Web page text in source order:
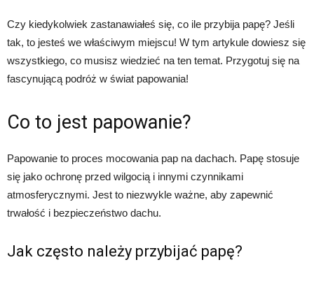
Czy kiedykolwiek zastanawiałeś się, co ile przybija papę? Jeśli
tak, to jesteś we właściwym miejscu! W tym artykule dowiesz się
wszystkiego, co musisz wiedzieć na ten temat. Przygotuj się na
fascynującą podróż w świat papowania!
Co to jest papowanie?
Papowanie to proces mocowania pap na dachach. Papę stosuje
się jako ochronę przed wilgocią i innymi czynnikami
atmosferycznymi. Jest to niezwykle ważne, aby zapewnić
trwałość i bezpieczeństwo dachu.
Jak często należy przybijać papę?